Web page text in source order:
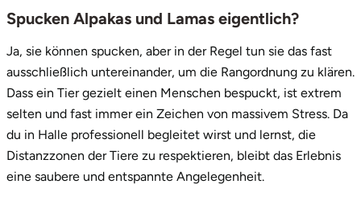
Spucken Alpakas und Lamas eigentlich?
Ja, sie können spucken, aber in der Regel tun sie das fast
ausschließlich untereinander, um die Rangordnung zu klären.
Dass ein Tier gezielt einen Menschen bespuckt, ist extrem
selten und fast immer ein Zeichen von massivem Stress. Da
du in Halle professionell begleitet wirst und lernst, die
Distanzzonen der Tiere zu respektieren, bleibt das Erlebnis
eine saubere und entspannte Angelegenheit.